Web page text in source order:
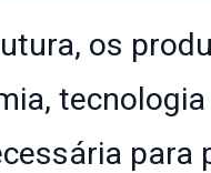
os
tecnologia
para